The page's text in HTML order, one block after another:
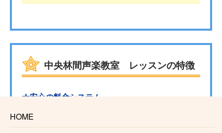
HOME
中央林間声楽教室 レッスンの特徴
☆安心の料金システム
生徒様にお支払い頂くのは月々のレッスン料金のみと
なっております。